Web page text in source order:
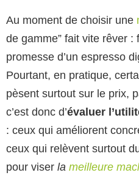
Au moment de choisir une
de gamme” fait vite rêver
promesse d’un espresso
Pourtant, en pratique,
pèsent surtout sur le prix,
c’est donc d’évaluer
: ceux qui améliorent
ceux qui relèvent surtout
pour viser la meilleure